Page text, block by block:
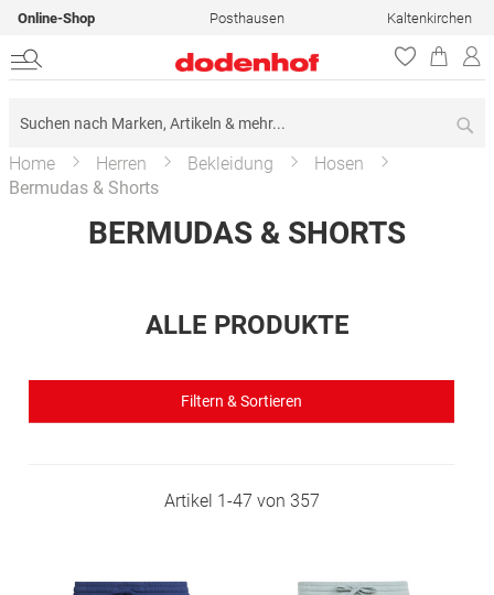
Online-Shop Posthausen Kaltenkirchen
Home Herren Bekleidung
Hosen
Bermudas & Shorts
BERMUDAS & SHORTS
ALLE PRODUKTE
Filtern & Sortieren
Artikel 1-47 von 357